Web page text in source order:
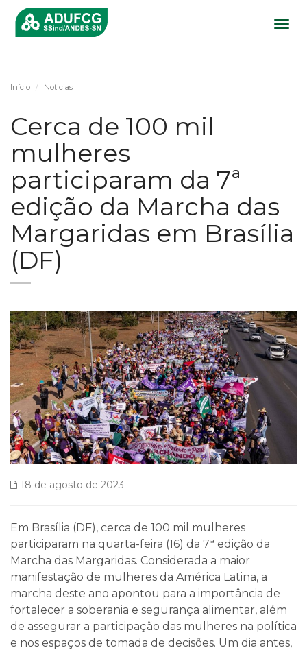
Início Noticias
Cerca de 100 mil
mulheres
participaram da 7ª
edição da Marcha das
Margaridas em Brasília
(DF)
18 de agosto de 2023
Em Brasília (DF), cerca de 100 mil mulheres
participaram na quarta-feira (16) da 7ª edição da
Marcha das Margaridas. Considerada a maior
manifestação de mulheres da América Latina, a
marcha deste ano apontou para a importância de
fortalecer a soberania e segurança alimentar, além
de assegurar a participação das mulheres na política
e nos espaços de tomada de decisões. Um dia antes,